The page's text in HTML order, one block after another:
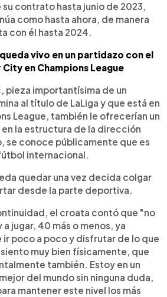
contrato hasta junio de 2023,
como hasta ahora, de manera
con él hasta 2024.
vivo en un partidazo con el
en Champions League
pieza importantísima de un
al título de LaLiga y que está en
League, también le ofrecerían un
la estructura de la dirección
se conoce públicamente que es
internacional.
quedar una vez decida colgar
desde la parte deportiva.
el croata contó que "no
jugar, 40 más o menos, ya
ir poco a poco y disfrutar de lo que
muy bien físicamente, que
también. Estoy en un
del mundo sin ninguna duda,
mantener este nivel los más